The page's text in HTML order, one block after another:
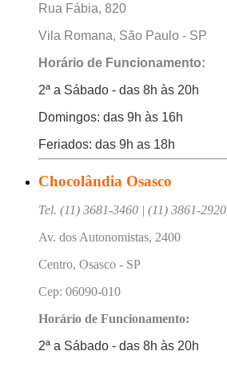
Rua Fábia, 820
Vila Romana, São Paulo - SP
Horário de Funcionamento:
2ª a Sábado - das 8h às 20h
Domingos: das 9h às 16h
Feriados: das 9h as 18h
Chocolândia Osasco
Tel. (11) 3681-3460 | (11) 3861-2920
Av. dos Autonomistas, 2400
Centro, Osasco - SP
Cep: 06090-010
Horário de Funcionamento:
2ª a Sábado - das 8h às 20h